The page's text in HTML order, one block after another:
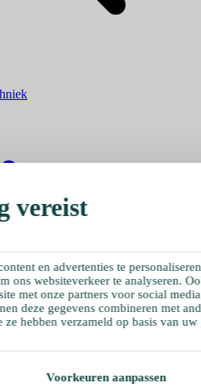
vereist
en advertenties te
ons websiteverkeer te analyseren.
met onze partners voor social
deze gegevens combineren met
ze hebben verzameld op basis van
Voorkeuren aanpassen